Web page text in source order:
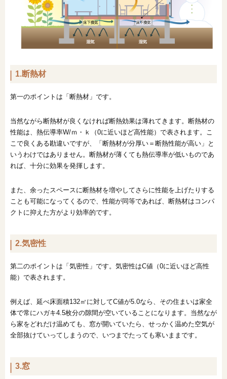
1.断熱材
第一のポイントは「断熱材」です。
当然ながら断熱材が良くなければ断熱効果は薄れてきます。断熱材の
性能は、熱伝導率W/ｍ・ｋ（0に近いほど高性能）で表されます。こ
こで良くある勘違いですが、「断熱材が分厚い＝断熱性能が高い」と
いうわけではありません。断熱材が薄くても熱伝導率が低いものであ
れば、十分に効果を発揮します。
また、余ったスペースに断熱材を増やしてさらに性能を上げたりする
ことも可能になってくるので、性能が同等であれば、断熱材はコンパ
クトに抑えた方がより効率的です。
2.気密性
第二のポイントは「気密性」です。気密性はC値（0に近いほど高性
能）で表されます。
例えば、延べ床面積132㎡に対してC値が5.0なら、その住まいは家全
体で常にハガキ4.5枚分の隙間が空いていることになります。当然なが
ら家をどれだけ温めても、窓が開いていたら、せっかく温めた空気が
全部抜けていってしまうので、いつまでたっても寒いままです。
3.窓